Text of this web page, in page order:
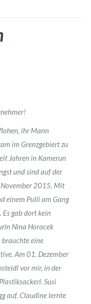
ihr Mann
im Grenzgebiert zu
Jahren in Kamerun
und sind auf der
2015. Mit
einem Pulli am Gang
gab dort kein
Nina Horacek
brauchte eine
Am 01. Dezember
vor mir, in der
Susi
auf. Claudine lernte